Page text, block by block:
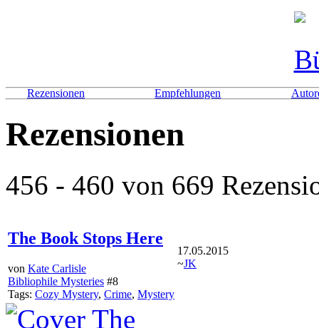
Rezensionen Empfehlungen
Rezensionen
456 - 460 von 669
The Book Stops Here
von Kate Carlisle
Bibliophile Mysteries #8
Tags: Cozy Mystery, Crime, Mystery
17.05.2015
~JK